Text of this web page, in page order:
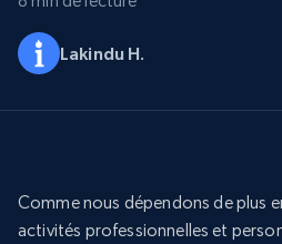
Lakindu H.
Comme nous dépendons de plus
activités professionnelles et